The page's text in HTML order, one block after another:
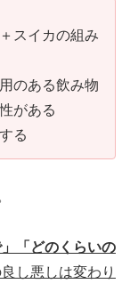
スイカの組み
のある飲み物
がある
る
」「どのくらいの
し悪しは変わり